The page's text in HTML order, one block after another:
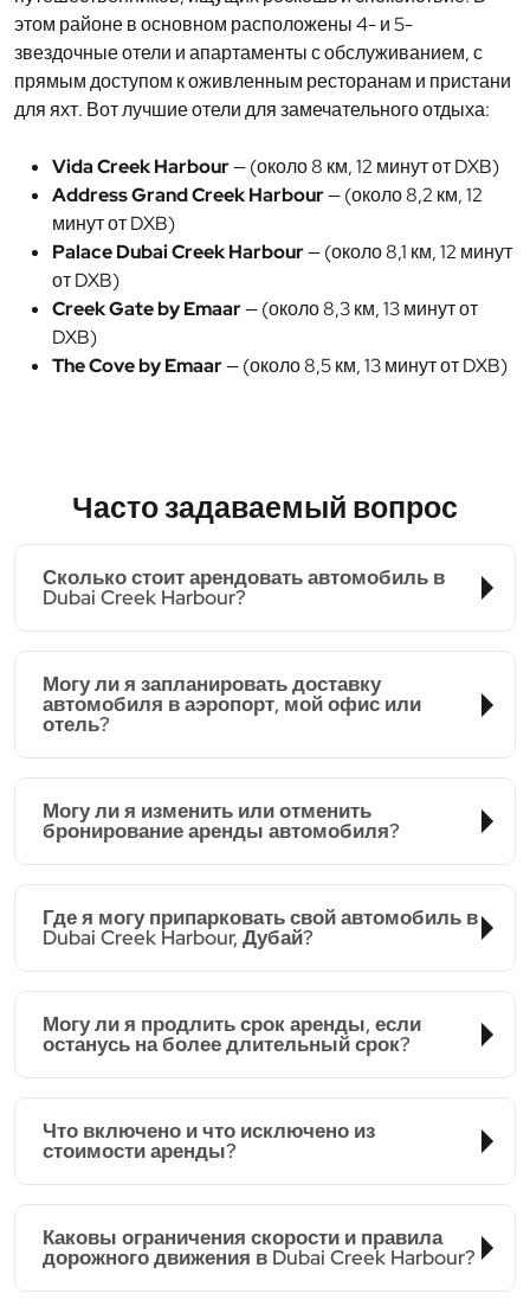
этом районе в основном расположены 4- и 5-
звездочные отели и апартаменты с обслуживанием, с
прямым доступом к оживленным ресторанам и пристани
для яхт. Вот лучшие отели для замечательного отдыха:
Vida Creek Harbour— (около 8 км, 12 минут от DXB)
Address Grand Creek Harbour— (около 8,2 км, 12
минут от DXB)
Palace Dubai Creek Harbour— (около 8,1 км, 12 минут
от DXB)
Creek Gate by Emaar— (около 8,3 км, 13 минут от
DXB)
The Cove by Emaar— (около 8,5 км, 13 минут от DXB)
Часто задаваемый вопрос
Сколько стоит арендовать автомобиль в
Dubai Creek Harbour?
Могу ли я запланировать доставку
автомобиля в аэропорт, мой офис или
отель?
Могу ли я изменить или отменить
бронирование аренды автомобиля?
Где я могу припарковать свой автомобиль в
Dubai Creek Harbour, Дубай?
Могу ли я продлить срок аренды, если
останусь на более длительный срок?
Что включено и что исключено из
стоимости аренды?
Каковы ограничения скорости и правила
дорожного движения в Dubai Creek Harbour?